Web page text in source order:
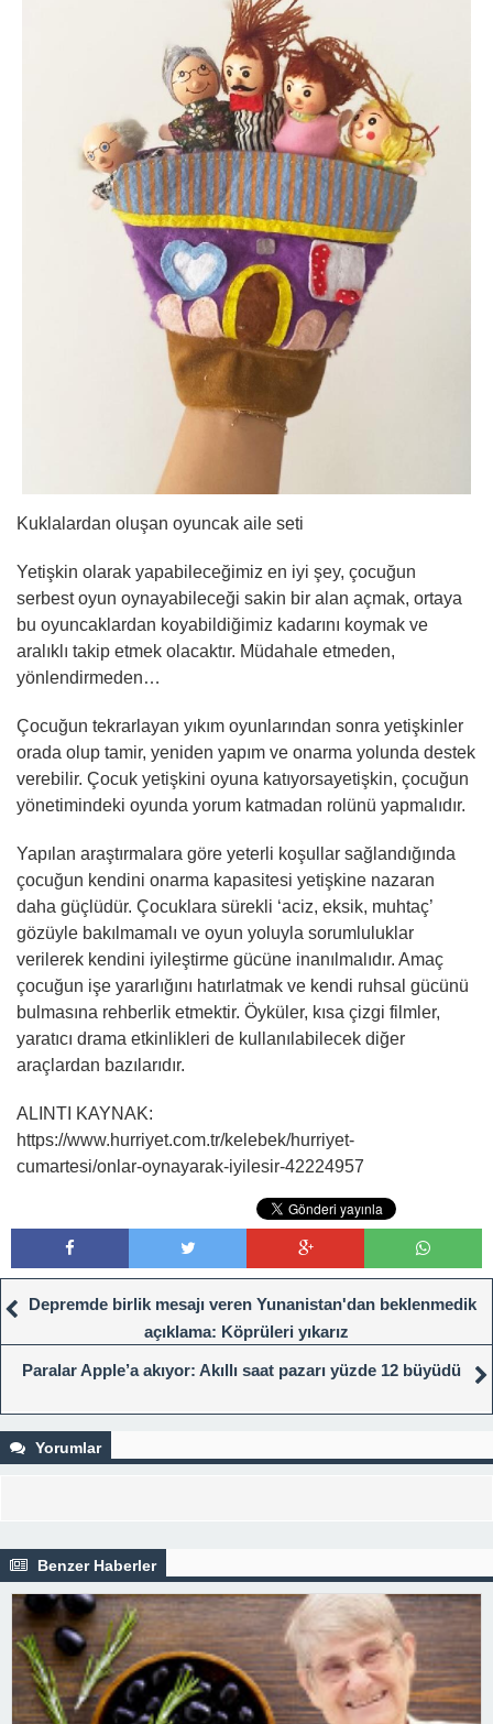
Kuklalardan oluşan oyuncak aile seti
Yetişkin olarak yapabileceğimiz en iyi şey, çocuğun
serbest oyun oynayabileceği sakin bir alan açmak, ortaya
bu oyuncaklardan koyabildiğimiz kadarını koymak ve
aralıklı takip etmek olacaktır. Müdahale etmeden,
yönlendirmeden…
Çocuğun tekrarlayan yıkım oyunlarından sonra yetişkinler
orada olup tamir, yeniden yapım ve onarma yolunda destek
verebilir. Çocuk yetişkini oyuna katıyorsayetişkin, çocuğun
yönetimindeki oyunda yorum katmadan rolünü yapmalıdır.
Yapılan araştırmalara göre yeterli koşullar sağlandığında
çocuğun kendini onarma kapasitesi yetişkine nazaran
daha güçlüdür. Çocuklara sürekli ‘aciz, eksik, muhtaç’
gözüyle bakılmamalı ve oyun yoluyla sorumluluklar
verilerek kendini iyileştirme gücüne inanılmalıdır. Amaç
çocuğun işe yararlığını hatırlatmak ve kendi ruhsal gücünü
bulmasına rehberlik etmektir. Öyküler, kısa çizgi filmler,
yaratıcı drama etkinlikleri de kullanılabilecek diğer
araçlardan bazılarıdır.
ALINTI KAYNAK:
https://www.hurriyet.com.tr/kelebek/hurriyet-
cumartesi/onlar-oynayarak-iyilesir-42224957
Depremde birlik mesajı veren Yunanistan'dan beklenmedik
açıklama: Köprüleri yıkarız
Paralar Apple’a akıyor: Akıllı saat pazarı yüzde 12 büyüdü
Yorumlar
Benzer Haberler